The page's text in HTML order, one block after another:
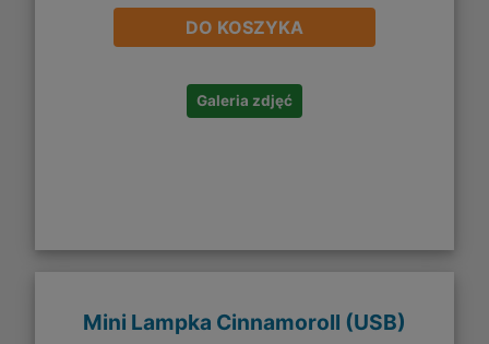
DO KOSZYKA
Galeria zdjęć
Mini Lampka Cinnamoroll (USB)